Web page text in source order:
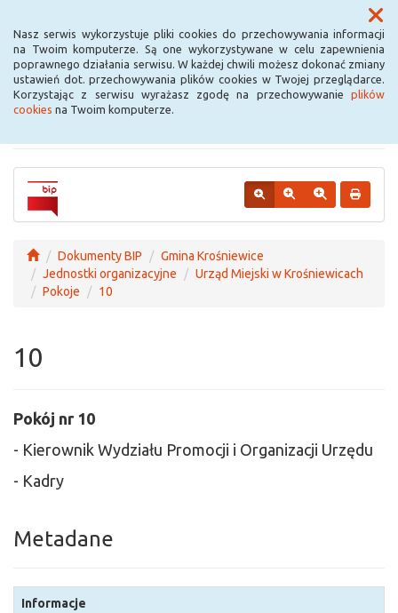
Nasz serwis wykorzystuje pliki cookies do przechowywania informacji
na Twoim komputerze. Są one wykorzystywane w celu zapewnienia
poprawnego działania serwisu. W każdej chwili możesz dokonać zmiany
ustawień dot. przechowywania plików cookies w Twojej przeglądarce.
Korzystając z serwisu wyrażasz zgodę na przechowywanie plików
cookies na Twoim komputerze.
Menu
Urząd Miejski w
Krośniewicach
Dokumenty BIP
Gmina Krośniewice
Jednostki organizacyjne
Urząd Miejski w Krośniewicach
Pokoje
10
10
Pokój nr 10
- Kierownik Wydziału Promocji i Organizacji Urzędu
- Kadry
Metadane
Informacje